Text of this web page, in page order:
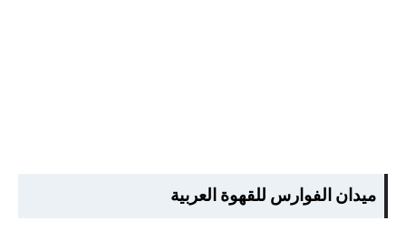
ميدان الفوارس للقهوة العربية